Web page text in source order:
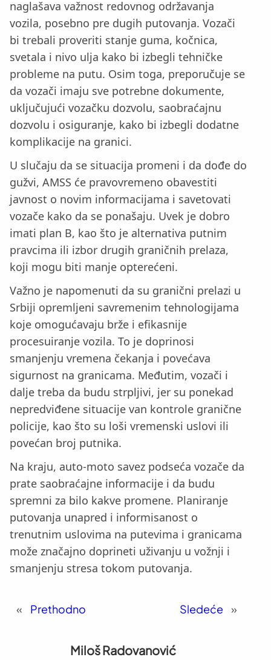
naglašava važnost redovnog održavanja
vozila, posebno pre dugih putovanja. Vozači
bi trebali proveriti stanje guma, kočnica,
svetala i nivo ulja kako bi izbegli tehničke
probleme na putu. Osim toga, preporučuje se
da vozači imaju sve potrebne dokumente,
uključujući vozačku dozvolu, saobraćajnu
dozvolu i osiguranje, kako bi izbegli dodatne
komplikacije na granici.
U slučaju da se situacija promeni i da dođe do
gužvi, AMSS će pravovremeno obavestiti
javnost o novim informacijama i savetovati
vozače kako da se ponašaju. Uvek je dobro
imati plan B, kao što je alternativa putnim
pravcima ili izbor drugih graničnih prelaza,
koji mogu biti manje opterećeni.
Važno je napomenuti da su granični prelazi u
Srbiji opremljeni savremenim tehnologijama
koje omogućavaju brže i efikasnije
procesuiranje vozila. To je doprinosi
smanjenju vremena čekanja i povećava
sigurnost na granicama. Međutim, vozači i
dalje treba da budu strpljivi, jer su ponekad
nepredviđene situacije van kontrole granične
policije, kao što su loši vremenski uslovi ili
povećan broj putnika.
Na kraju, auto-moto savez podseća vozače da
prate saobraćajne informacije i da budu
spremni za bilo kakve promene. Planiranje
putovanja unapred i informisanost o
trenutnim uslovima na putevima i granicama
može značajno doprineti uživanju u vožnji i
smanjenju stresa tokom putovanja.
« Prethodno Sledeće »
Miloš Radovanović